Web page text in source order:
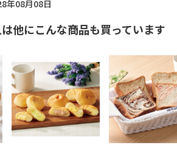
年08月08日
他にこんな商品も買っています